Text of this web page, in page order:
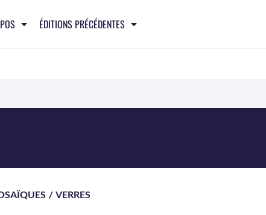
ÉDITIONS PRÉCÉDENTES
/ VERRES